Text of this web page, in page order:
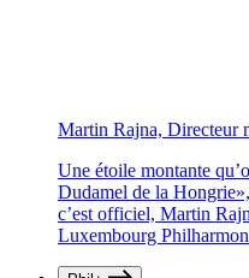
Martin Rajna, Directeur
Une étoile montante
Dudamel de la
c’est officiel, Martin
Luxembourg